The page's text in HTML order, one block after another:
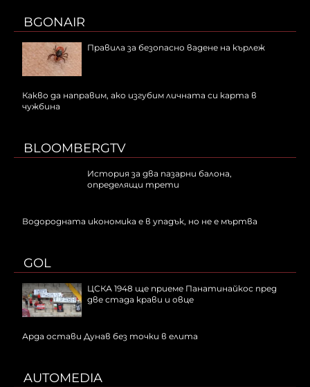
BGONAIR
Правила за безопасно вадене на кърлеж
Какво да направим, ако изгубим личната си карта в
чужбина
BLOOMBERGTV
История за два пазарни балона,
определящи трети
Водородната икономика е в упадък, но не е мъртва
GOL
ЦСКА 1948 ще приеме Панатинайкос пред
две стада крави и овце
Арда остави Дунав без точки в елита
AUTOMEDIA